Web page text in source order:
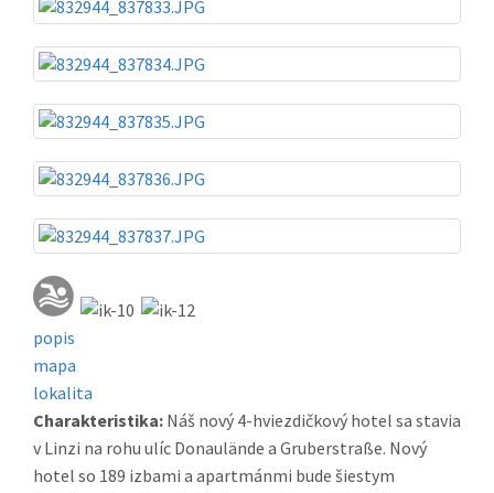
popis
mapa
lokalita
Charakteristika: Náš nový 4-hviezdičkový hotel sa stavia
v Linzi na rohu ulíc Donaulände a Gruberstraße. Nový
hotel so 189 izbami a apartmánmi bude šiestym